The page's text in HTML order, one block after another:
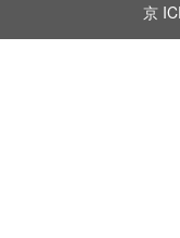
京